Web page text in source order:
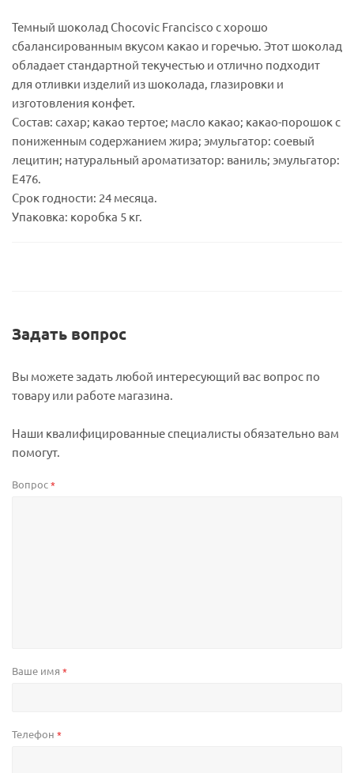
Темный шоколад Chocovic Francisco с хорошо
сбалансированным вкусом какао и горечью. Этот шоколад
обладает стандартной текучестью и отлично подходит
для отливки изделий из шоколада, глазировки и
изготовления конфет.
Состав: сахар; какао тертое; масло какао; какао-порошок с
пониженным содержанием жира; эмульгатор: соевый
лецитин; натуральный ароматизатор: ваниль; эмульгатор:
E476.
Срок годности: 24 месяца.
Упаковка: коробка 5 кг.
Задать вопрос
Вы можете задать любой интересующий вас вопрос по
товару или работе магазина.
Наши квалифицированные специалисты обязательно вам
помогут.
Вопрос*
Ваше имя *
Телефон *